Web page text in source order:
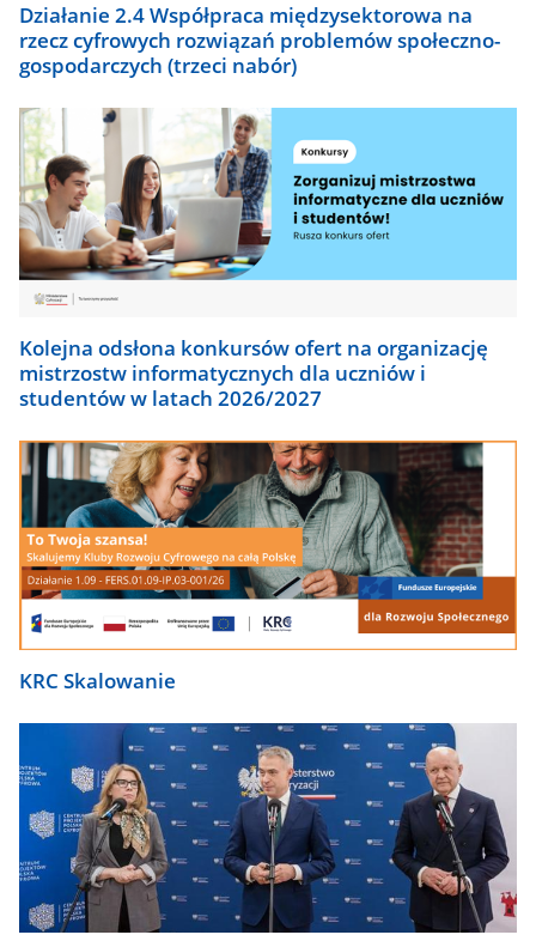
Działanie 2.4 Współpraca międzysektorowa na
rzecz cyfrowych rozwiązań problemów społeczno-
gospodarczych (trzeci nabór)
Kolejna odsłona konkursów ofert na organizację
mistrzostw informatycznych dla uczniów i
studentów w latach 2026/2027
KRC Skalowanie